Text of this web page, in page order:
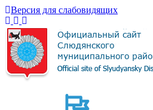
Версия для слабовидящих